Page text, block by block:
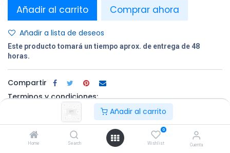
Añadir al carrito
Home Search
0
Wishlist Cuenta
Añadir al carrito Comprar ahora
Añadir a lista de deseos
Este producto tomará un tiempo aprox. de entrega de 48
horas.
Compartir
Terminos y condiciones:
100% original
Devolución en
un plazo de 30
Entrega
gratuita en